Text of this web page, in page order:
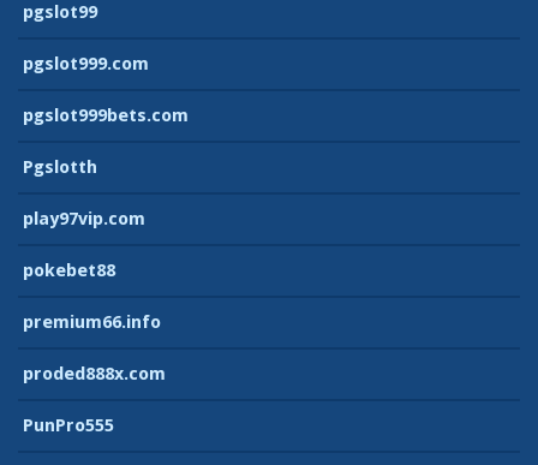
pgslot99
pgslot999.com
pgslot999bets.com
Pgslotth
play97vip.com
pokebet88
premium66.info
proded888x.com
PunPro555